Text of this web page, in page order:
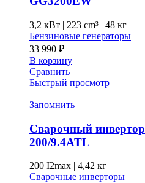
3,2 кВт | 223 cm³ | 48 кг
Бензиновые генераторы
33 990 ₽
В корзину
Сравнить
Быстрый просмотр
Запомнить
Сварочный
200/9.4ATL
200 I2max
4,42 кг
Сварочные инверторы